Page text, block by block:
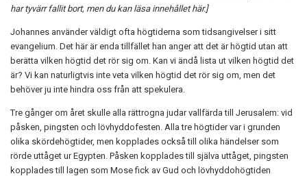
har tyvärr fallit bort, men du kan läsa innehållet här.]
Johannes använder väldigt ofta högtiderna som tidsangivelser i sitt
evangelium. Det här är enda tillfället han anger att det är högtid utan att
berätta vilken högtid det rör sig om. Kan vi ändå lista ut vilken högtid det
är? Vi kan naturligtvis inte veta vilken högtid det rör sig om, men det
behöver ju inte hindra oss från att spekulera.
Tre gånger om året skulle alla rättrogna judar vallfärda till Jerusalem: vid
påsken, pingsten och lövhyddofesten. Alla tre högtider var i grunden
olika skördehögtider, men kopplades också till olika händelser som
rörde uttåget ur Egypten. Påsken kopplades till själva uttåget, pingsten
kopplades till lagen som Mose fick av Gud och lövhyddohögtiden